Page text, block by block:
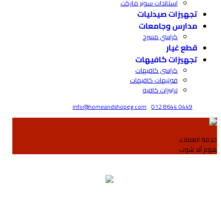
استاندات سوبر ماركت
تجهيزات صيدليات
مدارس وجامعات
كراسي مسرح
قطع غيار
تجهيزات كافيهات
كراسى كافيهات
فوتيهات كافيهات
ترابيزات كافيه
012 8644 0449
info@homeandshopeg.com
العملاء
آند شوب